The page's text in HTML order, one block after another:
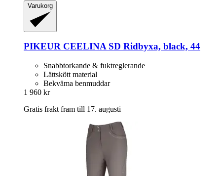
Varukorg
PIKEUR CEELINA SD Ridbyxa, black, 44
Snabbtorkande & fuktreglerande
Lättskött material
Bekväma benmuddar
1 960 kr
Gratis frakt fram till 17. augusti